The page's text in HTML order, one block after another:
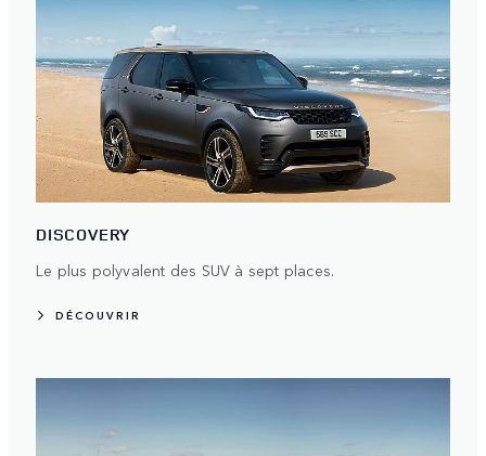
DISCOVERY
Le plus polyvalent des SUV à sept places.
DÉCOUVRIR